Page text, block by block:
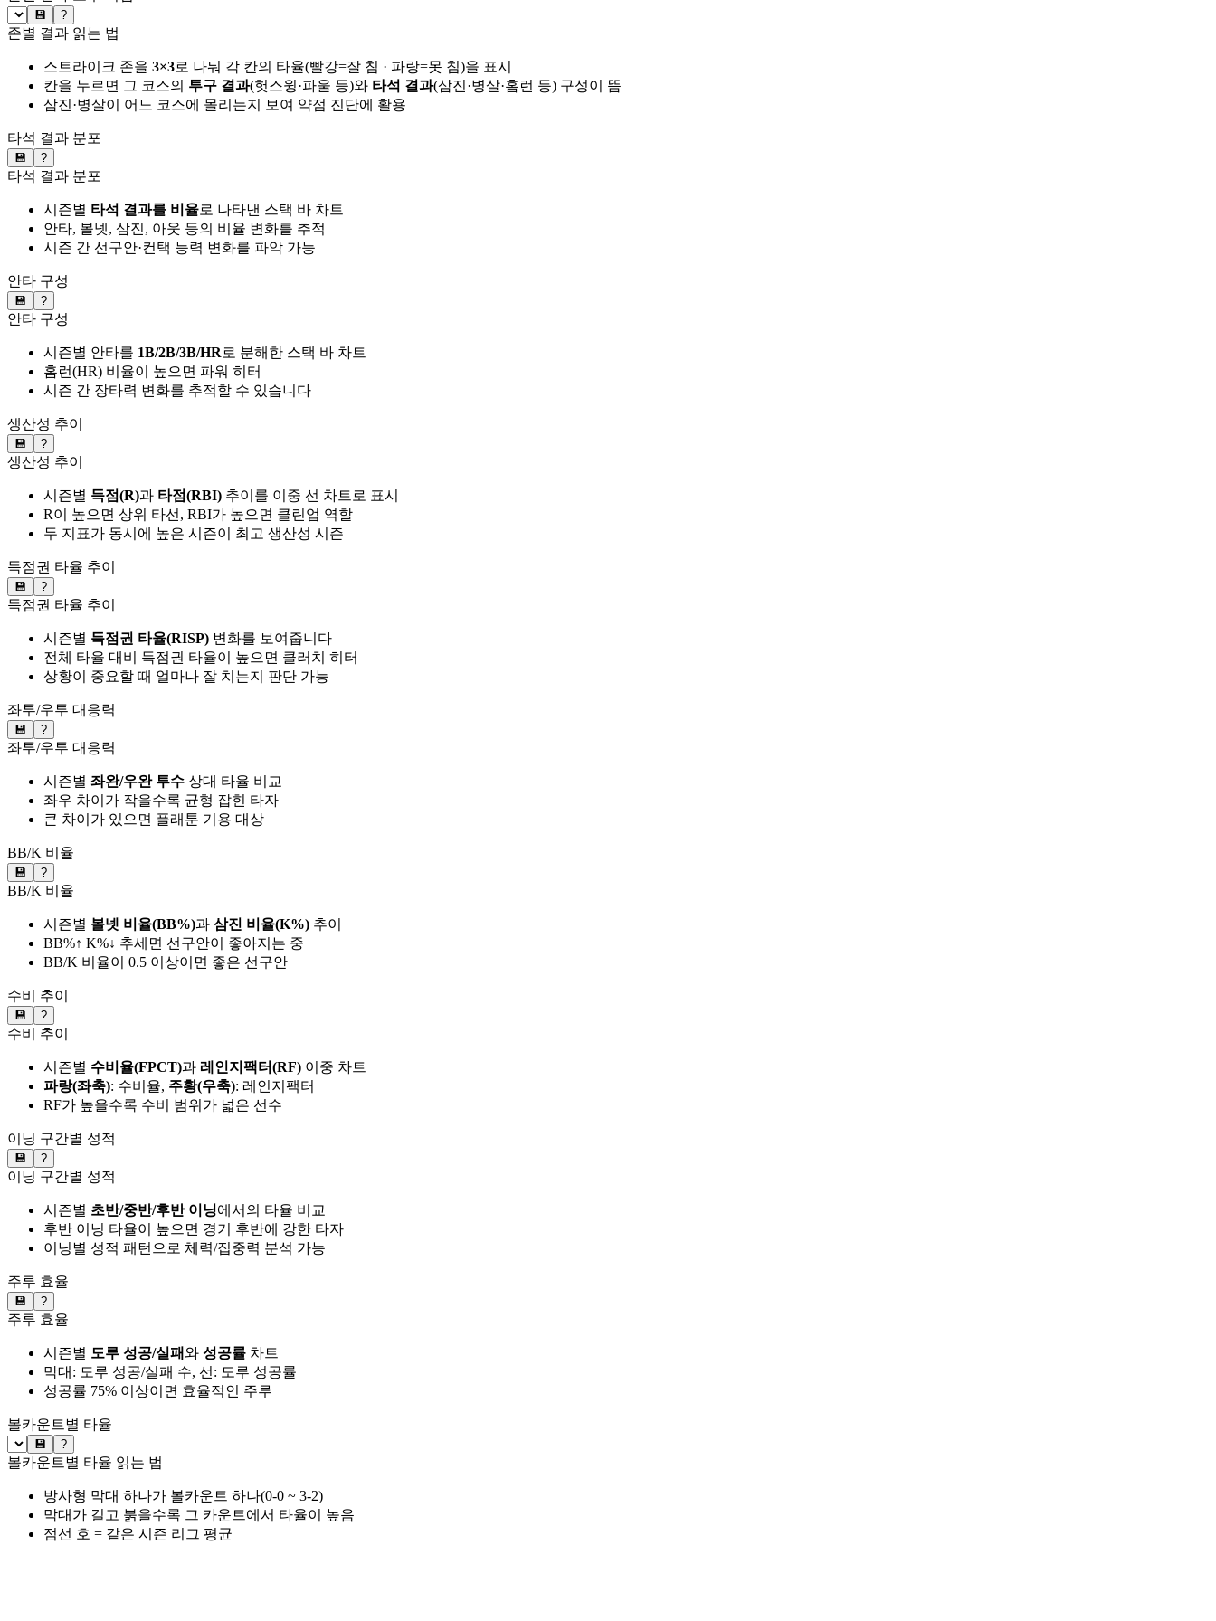
💾 ?
존별 결과 읽는 법
스트라이크 존을 3×3로 나눠 각 칸의 타율(빨강=잘 침 · 파랑=못 침)을 표시
칸을 누르면 그 코스의 투구 결과(헛스윙·파울 등)와 타석 결과(삼진·병살·홈런 등) 구성이 뜸
삼진·병살이 어느 코스에 몰리는지 보여 약점 진단에 활용
타석 결과 분포
💾 ?
타석 결과 분포
시즌별 타석 결과를 비율로 나타낸 스택 바 차트
안타, 볼넷, 삼진, 아웃 등의 비율 변화를 추적
시즌 간 선구안·컨택 능력 변화를 파악 가능
안타 구성
💾 ?
안타 구성
시즌별 안타를 1B/2B/3B/HR로 분해한 스택 바 차트
홈런(HR) 비율이 높으면 파워 히터
시즌 간 장타력 변화를 추적할 수 있습니다
생산성 추이
💾 ?
생산성 추이
시즌별 득점(R)과 타점(RBI) 추이를 이중 선 차트로 표시
R이 높으면 상위 타선, RBI가 높으면 클린업 역할
두 지표가 동시에 높은 시즌이 최고 생산성 시즌
득점권 타율 추이
💾 ?
득점권 타율 추이
시즌별 득점권 타율(RISP) 변화를 보여줍니다
전체 타율 대비 득점권 타율이 높으면 클러치 히터
상황이 중요할 때 얼마나 잘 치는지 판단 가능
좌투/우투 대응력
💾 ?
좌투/우투 대응력
시즌별 좌완/우완 투수 상대 타율 비교
좌우 차이가 작을수록 균형 잡힌 타자
큰 차이가 있으면 플래툰 기용 대상
BB/K 비율
💾 ?
BB/K 비율
시즌별 볼넷 비율(BB%)과 삼진 비율(K%) 추이
BB%↑ K%↓ 추세면 선구안이 좋아지는 중
BB/K 비율이 0.5 이상이면 좋은 선구안
수비 추이
💾 ?
수비 추이
시즌별 수비율(FPCT)과 레인지팩터(RF) 이중 차트
파랑(좌축): 수비율, 주황(우축): 레인지팩터
RF가 높을수록 수비 범위가 넓은 선수
이닝 구간별 성적
💾 ?
이닝 구간별 성적
시즌별 초반/중반/후반 이닝에서의 타율 비교
후반 이닝 타율이 높으면 경기 후반에 강한 타자
이닝별 성적 패턴으로 체력/집중력 분석 가능
주루 효율
💾 ?
주루 효율
시즌별 도루 성공/실패와 성공률 차트
막대: 도루 성공/실패 수, 선: 도루 성공률
성공률 75% 이상이면 효율적인 주루
볼카운트별 타율
💾 ?
볼카운트별 타율 읽는 법
방사형 막대 하나가 볼카운트 하나(0-0 ~ 3-2)
막대가 길고 붉을수록 그 카운트에서 타율이 높음
점선 호 = 같은 시즌 리그 평균